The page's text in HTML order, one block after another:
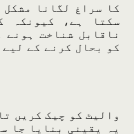
سکتا ہے، کیونکہ
ناقابل شناخت
یہ یقینی بنایا جا